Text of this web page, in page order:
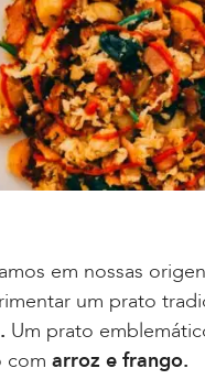
em nossas
um prato
Um prato
com arroz e frango.